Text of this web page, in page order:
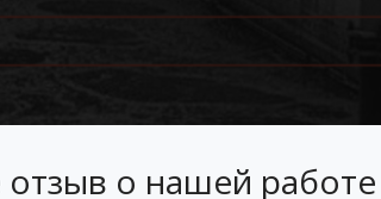
отзыв о нашей работе